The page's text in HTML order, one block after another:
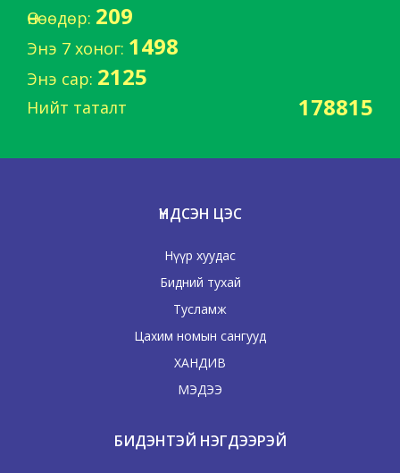
Өнөөдөр: 209
Энэ 7 хоног: 1498
Энэ сар: 2125
Нийт таталт 178815
ҮНДСЭН ЦЭС
Нүүр хуудас
Бидний тухай
Тусламж
Цахим номын сангууд
ХАНДИВ
МЭДЭЭ
БИДЭНТЭЙ НЭГДЭЭРЭЙ